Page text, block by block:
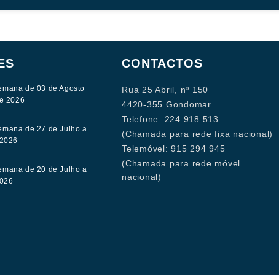
de 03 de Agosto
2026
de 27 de Julho a
de 20 de Julho a
CONTACTOS
Rua 25 Abril, nº 150
4420-355 Gondomar
Telefone: 224 918 513
(Chamada para rede fixa nacional)
Telemóvel: 915 294 945
(Chamada para rede móvel
nacional)